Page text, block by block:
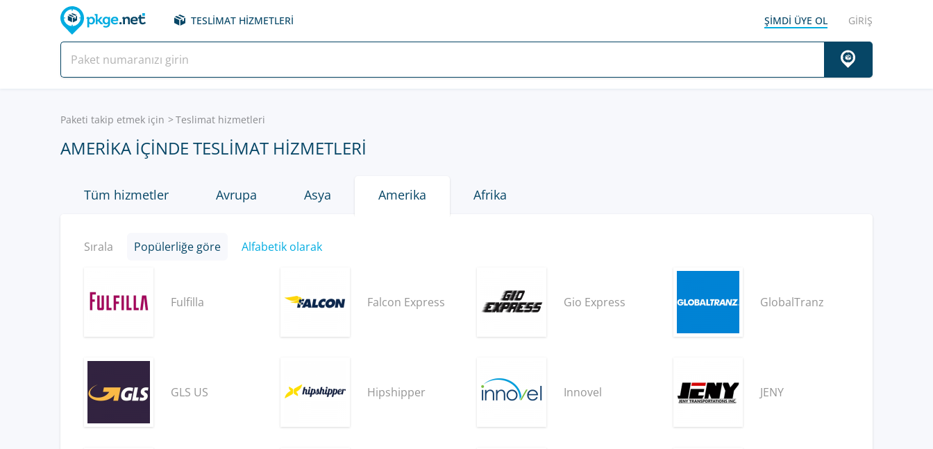
TESLIMAT HIZMETLERI ŞIMDI ÜYE OL GIRIŞ
Paketi takip etmek için Teslimat hizmetleri
AMERIKA IÇINDE TESLIMAT HIZMETLERI
Tüm hizmetler Avrupa Asya Amerika Afrika
Sırala Popülerliğe göre Alfabetik olarak
Fulfilla Falcon Express Gio Express GlobalTranz
GLS US Hipshipper Innovel JENY